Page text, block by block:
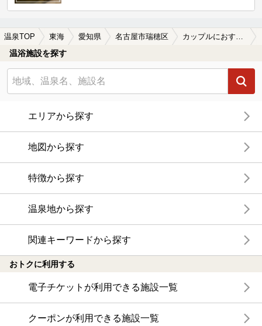
温泉TOP 東海 愛知県 名古屋市瑞穂区 カップルにおすすめの名古屋市瑞穂区の温泉、日帰り温泉、スーパー銭湯おすすめ
温浴施設を探す
エリアから探す
地図から探す
特徴から探す
温泉地から探す
関連キーワードから探す
おトクに利用する
電子チケットが利用できる施設一覧
クーポンが利用できる施設一覧